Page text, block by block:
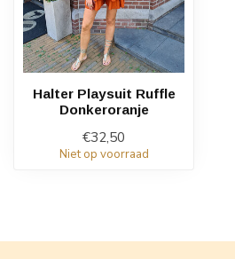
Halter Playsuit Ruffle
Donkeroranje
€32,50
Niet op voorraad